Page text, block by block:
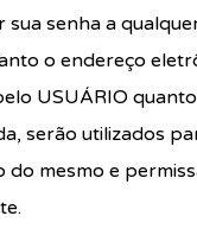
sua senha a
o endereço
USUÁRIO
serão utilizados
do mesmo e